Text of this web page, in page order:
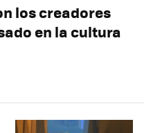
los creadores
en la cultura